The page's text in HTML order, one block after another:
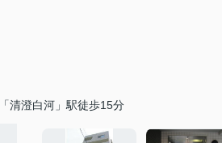
清澄白河」駅徒歩15分